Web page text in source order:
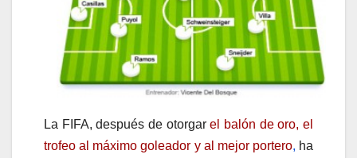
La FIFA, después de otorgarel balón de oro, el
trofeo al máximo goleador y al mejor portero, ha